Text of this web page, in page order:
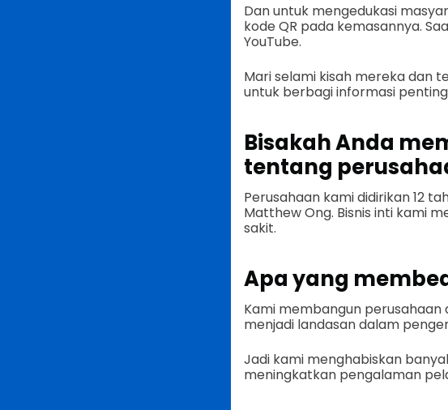
Dan untuk mengedukasi
kode QR pada kemasannya.
YouTube.
Mari selami kisah mereka dan
untuk berbagi informasi
Bisakah Anda
tentang
Perusahaan kami didirikan 12
Matthew Ong. Bisnis inti kami
sakit.
Apa yang
Kami membangun perusahaan
menjadi landasan dalam
Jadi kami menghabiskan
meningkatkan pengalaman